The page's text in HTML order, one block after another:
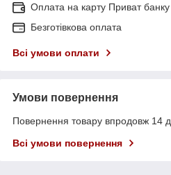
Оплата на карту Приват банку
Безготівкова оплата
Всі умови оплати
Умови повернення
Повернення товару впродовж 14
Всі умови повернення